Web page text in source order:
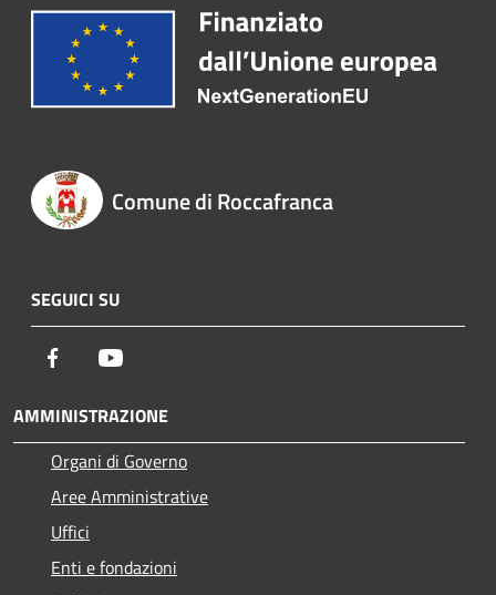
Comune di Roccafranca
SEGUICI SU
Facebook
AMMINISTRAZIONE
Organi di Governo
Aree Amministrative
Uffici
Enti e fondazioni